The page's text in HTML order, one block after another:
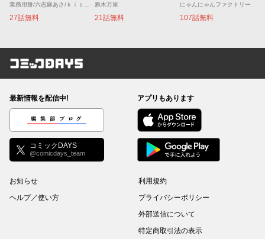
業務用餅/六志麻あさ/ｋｉｓｕｉ
27話無料
雁木万里
21話無料
にゃんにゃんファクトリー
107話無料
コミックDAYS
最新情報を配信中!
編集部ブログ
コミックDAYS
@comicdays_team
アプリもあります
お知らせ
ヘルプ／使い方
利用規約
プライバシーポリシー
外部送信について
特定商取引法の表示